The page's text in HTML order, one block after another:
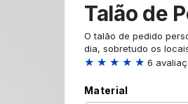
Talão de
O talão de pedido
dia, sobretudo os
★ ★ ★ ★ ★ 6
Material